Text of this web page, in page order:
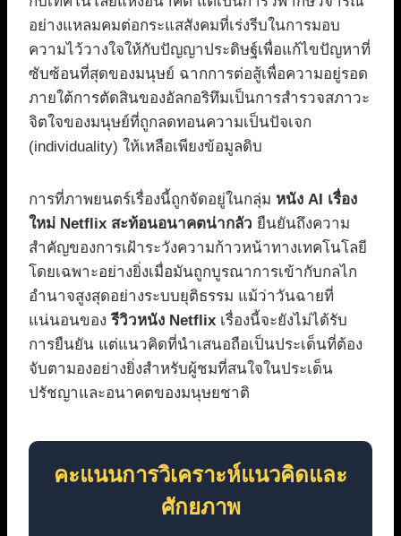
อย่างแหลมคมต่อกระแสสังคมที่เร่งรีบในการมอบ
ความไว้วางใจให้กับปัญญาประดิษฐ์เพื่อแก้ไขปัญหาที่
ซับซ้อนที่สุดของมนุษย์ ฉากการต่อสู้เพื่อความอยู่รอด
ภายใต้การตัดสินของอัลกอริทึมเป็นการสำรวจสภาวะ
จิตใจของมนุษย์ที่ถูกลดทอนความเป็นปัจเจก
(individuality) ให้เหลือเพียงข้อมูลดิบ
การที่ภาพยนตร์เรื่องนี้ถูกจัดอยู่ในกลุ่ม หนัง AI เรื่อง
ใหม่ Netflix สะท้อนอนาคตน่ากลัว ยืนยันถึงความ
สำคัญของการเฝ้าระวังความก้าวหน้าทางเทคโนโลยี
โดยเฉพาะอย่างยิ่งเมื่อมันถูกบูรณาการเข้ากับกลไก
อำนาจสูงสุดอย่างระบบยุติธรรม แม้ว่าวันฉายที่
แน่นอนของรีวิวหนัง Netflix เรื่องนี้จะยังไม่ได้รับ
การยืนยัน แต่แนวคิดที่นำเสนอถือเป็นประเด็นที่ต้อง
จับตามองอย่างยิ่งสำหรับผู้ชมที่สนใจในประเด็น
ปรัชญาและอนาคตของมนุษยชาติ
คะแนนการวิเคราะห์แนวคิดและ
ศักยภาพ